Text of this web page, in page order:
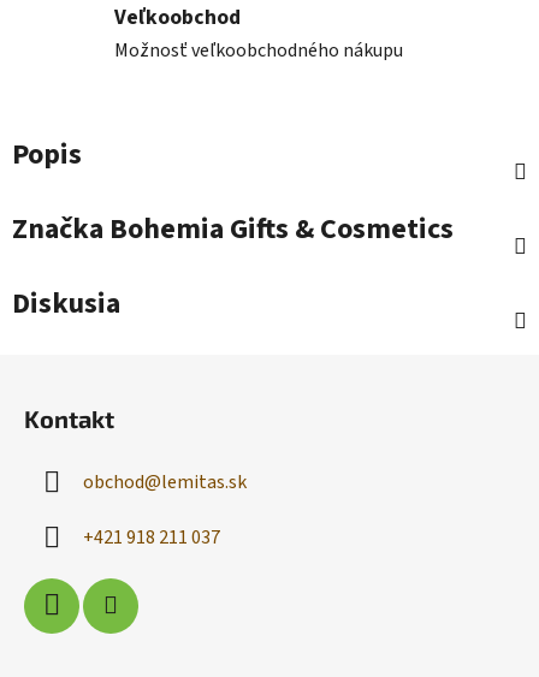
Veľkoobchod
Možnosť veľkoobchodného nákupu
Popis
Značka Bohemia Gifts & Cosmetics
Diskusia
Kontakt
obchod@lemitas.sk
+421 918 211 037